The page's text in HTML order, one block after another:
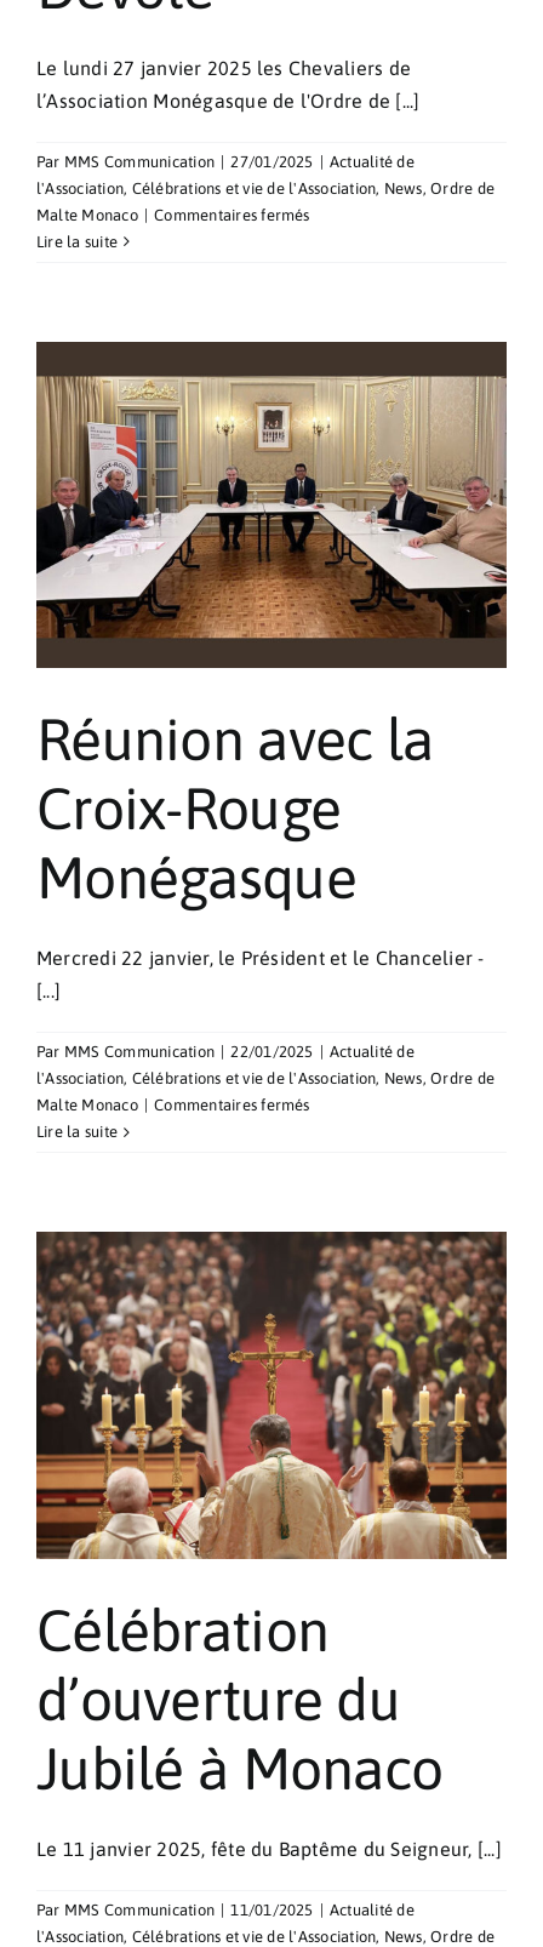
Le lundi 27 janvier 2025 les Chevaliers de
l’Association Monégasque de l'Ordre de [...]
Par MMS Communication | 27/01/2025 | Actualité de
l'Association, Célébrations et vie de l'Association, News,Ordre de
Malte Monaco | Commentaires ferméssur
Sainte-
Dévote
Lire la suite
Réunion avec la
Croix-Rouge
Monégasque
Mercredi 22 janvier, le Président et le Chancelier -
[...]
Par MMS Communication 22/01/2025
Actualité de
l'Association, Célébrations et vie de l'Association, News,Ordre de
Malte Monaco
Commentaires ferméssur
Rouge
Monégasque
Lire la suite
Célébration
d’ouverture du
Jubilé à Monaco
Le 11 janvier 2025, fête du Baptême du Seigneur, [...]
Par MMS Communication 11/01/2025
Actualité de
l'Association, Célébrations et vie de l'Association, News,Ordre de